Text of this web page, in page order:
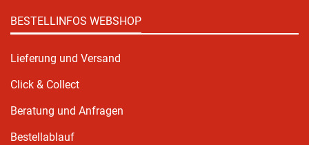
BESTELLINFOS WEBSHOP
Lieferung und Versand
Click & Collect
Beratung und Anfragen
Bestellablauf